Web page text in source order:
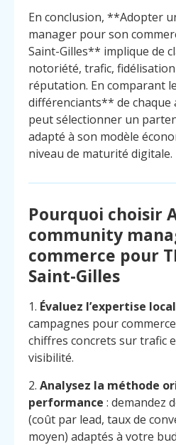
En conclusion, **Adopter
manager pour son
Saint-Gilles** implique de
notoriété, trafic,
réputation. En comparant
différenciants** de chaque
peut sélectionner un
adapté à son modèle
niveau de maturité digitale.
Pourquoi choisir
community
commerce pour
Saint-Gilles
1. Évaluez l’expertise
campagnes pour
chiffres concrets sur trafic
visibilité.
2. Analysez la méthode
performance : demandez
(coût par lead, taux de
moyen) adaptés à votre